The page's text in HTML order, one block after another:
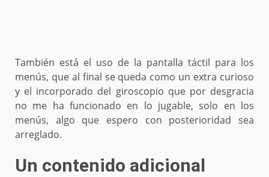
También está el uso de la pantalla táctil para los
menús, que al final se queda como un extra curioso
y el incorporado del giroscopio que por desgracia
no me ha funcionado en lo jugable, solo en los
menús, algo que espero con posterioridad sea
arreglado.
Un contenido adicional